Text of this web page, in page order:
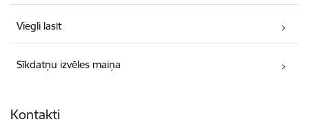
Viegli lasīt
Sīkdatņu izvēles maiņa
Kontakti